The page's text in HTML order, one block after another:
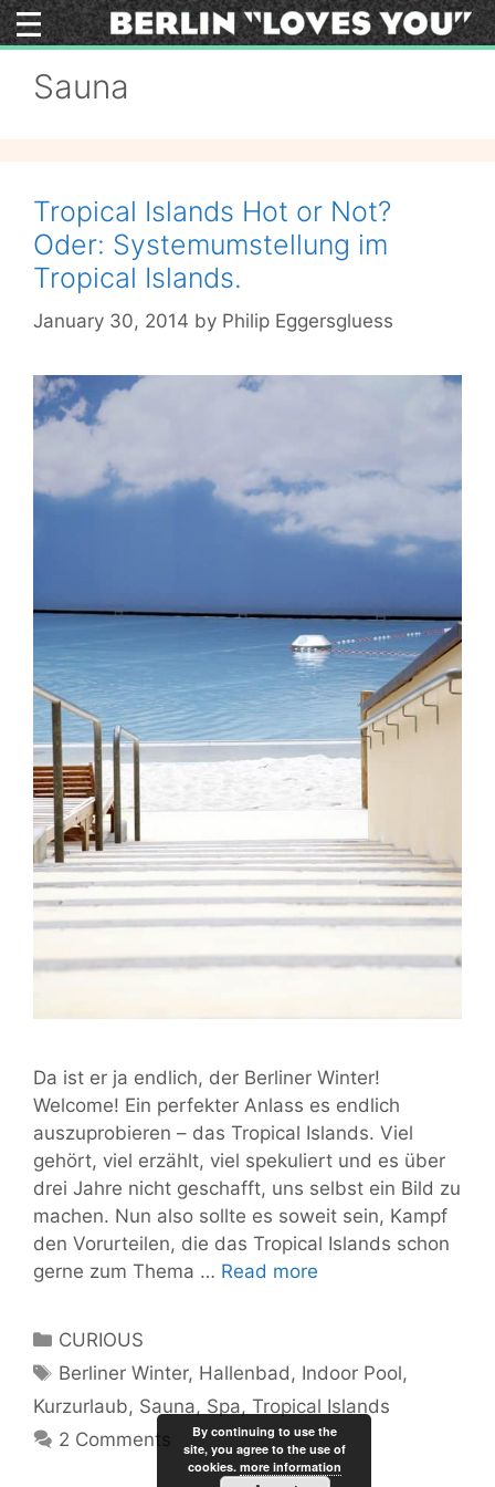
Skip
to
Sauna
Tropical Islands Hot or Not?
Oder: Systemumstellung im
Tropical Islands.
January 30, 2014 by Philip Eggersgluess
Da ist er ja endlich, der Berliner Winter!
Welcome! Ein perfekter Anlass es endlich
auszuprobieren – das Tropical Islands. Viel
gehört, viel erzählt, viel spekuliert und es über
drei Jahre nicht geschafft, uns selbst ein Bild zu
machen. Nun also sollte es soweit sein, Kampf
den Vorurteilen, die das Tropical Islands schon
gerne zum Thema … Read more
Not?
Oder:
Systemumstellung
im
Categories
CURIOUS
Tags
Berliner Winter, Hallenbad , Indoor Pool,
Kurzurlaub, Sauna, Spa, Tropical Islands
2 Comments
By continuing to use the
site, you agree to the use of
cookies. more information